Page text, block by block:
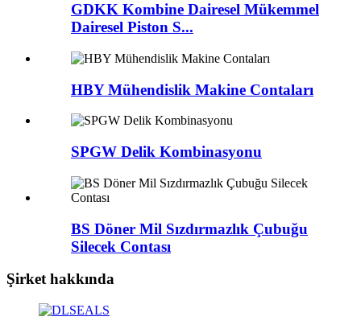
GDKK Kombine Dairesel Mükemmel
Dairesel Piston S...
HBY Mühendislik Makine Contaları
SPGW Delik Kombinasyonu
BS Döner Mil Sızdırmazlık Çubuğu
Silecek Contası
Şirket hakkında